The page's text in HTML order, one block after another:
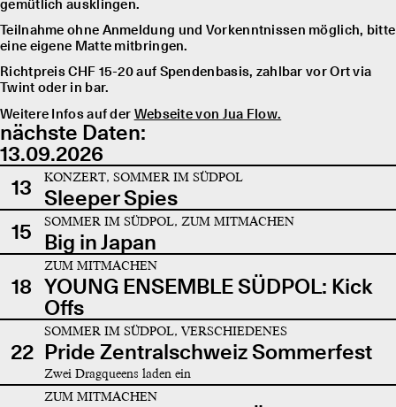
gemütlich ausklingen.
Teilnahme ohne Anmeldung und Vorkenntnissen möglich, bitte
eine eigene Matte mitbringen.
Richtpreis CHF 15-20 auf Spendenbasis, zahlbar vor Ort via
Twint oder in bar.
Weitere Infos auf der Webseite von Jua Flow.
nächste Daten:
13.09.2026
13
KONZERT, SOMMER IM SÜDPOL
Sleeper Spies
15
SOMMER IM SÜDPOL, ZUM MITMACHEN
Big in Japan
18
ZUM MITMACHEN
YOUNG ENSEMBLE SÜDPOL: Kick
Offs
22
SOMMER IM SÜDPOL, VERSCHIEDENES
Pride Zentralschweiz Sommerfest
Zwei Dragqueens laden ein
ZUM MITMACHEN